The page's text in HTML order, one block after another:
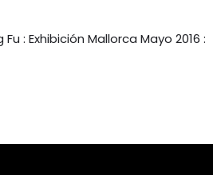
Fu : Exhibición Mallorca Mayo 2016 :